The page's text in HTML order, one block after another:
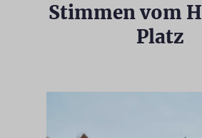
Stimmen vom
Platz